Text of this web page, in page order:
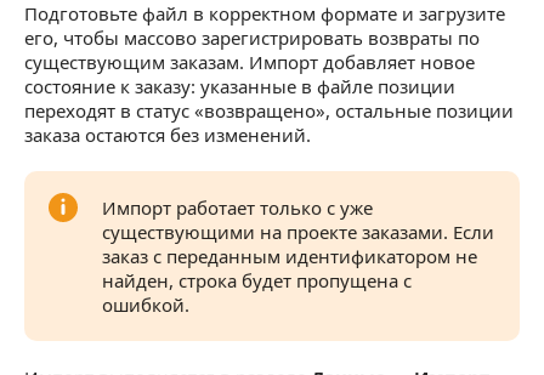
Шаг 3. Сопоставьте поля файла
Шаг 4. Настройте импорт
Задать точку контакта
Шаг 5. Проверьте и запустите импорт
Как отслеживать импорт
Результат импорта
Подготовьте файл в корректном формате и загрузите
его, чтобы массово зарегистрировать возвраты по
существующим заказам. Импорт добавляет новое
состояние к заказу: указанные в файле позиции
переходят в статус «возвращено», остальные позиции
заказа остаются без изменений.
Импорт работает только с уже
существующими на проекте заказами. Если
заказ с переданным идентификатором не
найден, строка будет пропущена с
ошибкой.